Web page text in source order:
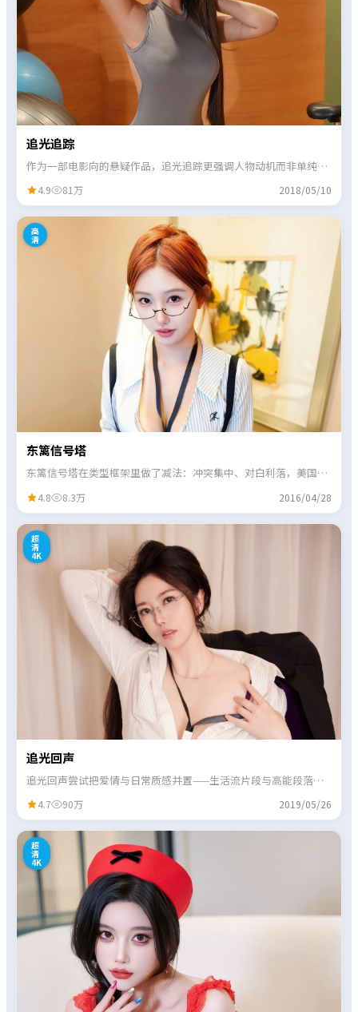
追光追踪
作为一部电影向的悬疑作品，追光追踪更强调人物动机而非单纯奇
4.9 81万 2018/05/10
高
清
东篱信号塔
东篱信号塔在类型框架里做了减法：冲突集中、对白利落，美国班
4.8 8.3万 2016/04/28
超
清
4K
追光回声
追光回声尝试把爱情与日常质感并置——生活流片段与高能段落交
4.7 90万 2019/05/26
超
清
4K